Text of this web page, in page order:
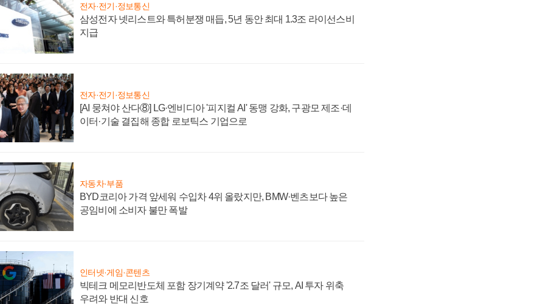
전자·전기·정보통신
삼성전자 넷리스트와 특허분쟁 매듭, 5년 동안 최대 1.3조 라이선스비
지급
전자·전기·정보통신
[AI 뭉쳐야 산다⑧] LG·엔비디아 '피지컬 AI' 동맹 강화, 구광모 제조·데
이터·기술 결집해 종합 로보틱스 기업으로
자동차·부품
BYD코리아 가격 앞세워 수입차 4위 올랐지만, BMW·벤츠보다 높은
공임비에 소비자 불만 폭발
인터넷·게임·콘텐츠
빅테크 메모리반도체 포함 장기계약 '2.7조 달러' 규모, AI 투자 위축
우려와 반대 신호